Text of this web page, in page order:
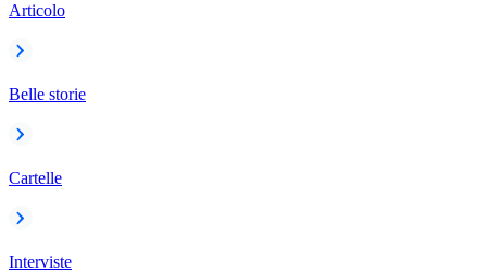
Articolo
Belle storie
Cartelle
Interviste